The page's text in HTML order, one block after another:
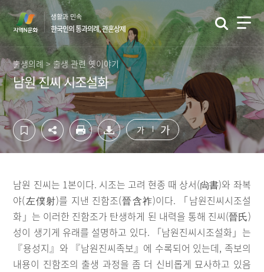
컨
텐
츠
영
역
바
로
가
기
하
단
영
역
바
로
가
기
생활과 민속
한국인의 통과의례, 관혼상제
출생의례 > 출생 관련 옛이야기
남원 진씨 시조설화
가 가
남원 진씨는 1본이다. 시조는 고려 현종 때 상서(尙書)와 좌복
야(左僕射)를 지낸 진함조(晉含祚)이다. 「남원진씨시조설
화」는 이러한 진함조가 탄생하게 된 내력을 통해 진씨(晉氏)
성이 생기게 유래를 설명하고 있다. 「남원진씨시조설화」는
『용성지』와 『남원진씨족보』에 수록되어 있는데, 족보의
내용이 진함조의 출생 과정을 좀 더 신비롭게 묘사하고 있음